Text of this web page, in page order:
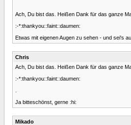
Ach, Du bist das. Heißen Dank für das ganze
:-*:thankyou::faint::daumen:
Etwas mit eigenen Augen zu sehen - und sei's
Chris
Ach, Du bist das. Heißen Dank für das ganze
:-*:thankyou::faint::daumen:
Ja bitteschönst, gerne :hi:
Mikado